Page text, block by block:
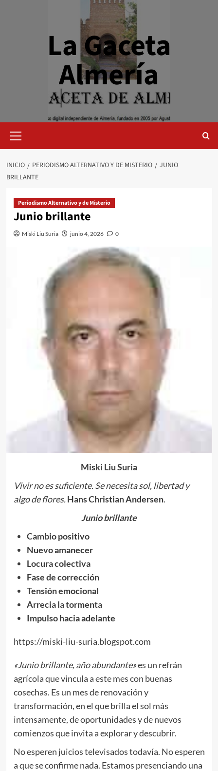
La Gaceta
Almería
primario
INICIO PERIODISMO ALTERNATIVO Y DE MISTERIO
JUNIO
BRILLANTE
Periodismo Alternativo y de Misterio
Junio brillante
Miski Liu Suria junio 4, 2026 0
Miski Liu Suria
Vivir no es suficiente.Senecesita sol, libertad y
algo de flores. Hans Christian Andersen.
Junio brillante
Cambio positivo
Nuevo amanecer
Locura colectiva
Fase de corrección
Tensión emocional
Arrecia la tormenta
Impulso hacia adelante
https://miski-liu-suria.blogspot.com
«Junio brillante, año abundante»es un refrán
agrícola que vincula a este mes con buenas
cosechas. Es un mes de renovación y
transformación, en el que brilla el sol más
intensamente, de oportunidades y de nuevos
comienzos que invita a explorar y descubrir.
No esperen juicios televisados todavía. No esperen
a que se confirme nada. Estamos presenciando una